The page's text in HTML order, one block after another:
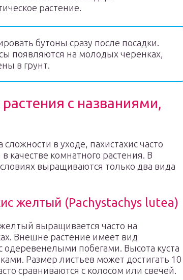
растение.
бутоны сразу после посадки.
появляются на молодых черенках,
в грунт.
с названиями,
в уходе, пахистахис часто
в качестве комнатного растения. В
выращиваются только два вида
желтый (Pachystachys lutea)
выращивается часто на
Внешне растение имеет вид
одеревенелыми побегами. Высота куста
Размер листьев может достигать 10
сравниваются с колосом или свечей.